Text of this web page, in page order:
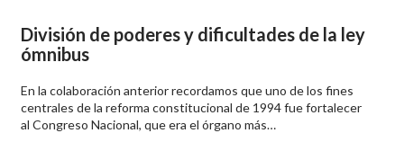
División de poderes y dificultades de la ley
ómnibus
En la colaboración anterior recordamos que uno de los fines
centrales de la reforma constitucional de 1994 fue fortalecer
al Congreso Nacional, que era el órgano más…